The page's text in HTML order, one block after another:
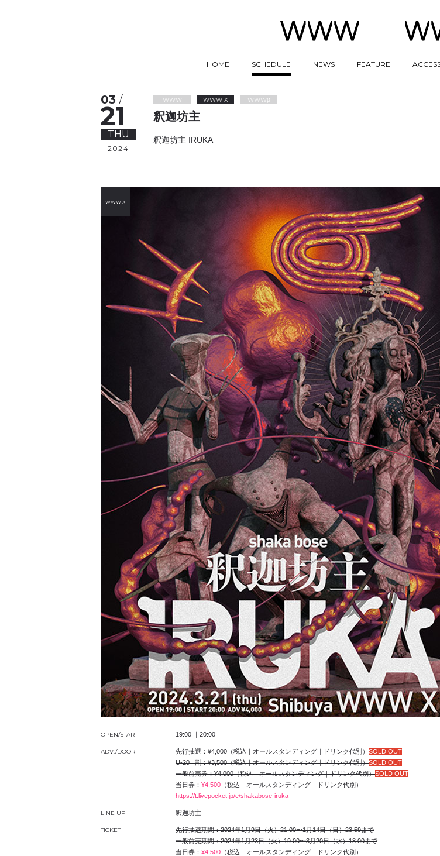
HOME SCHEDULE NEWS FEATURE
03/
21
THU
2024
WWW WWW X WWWβ
釈迦坊主
釈迦坊主 IRUKA
WWW X
OPEN/START 19:00 ｜20:00
ADV./DOOR 先行抽選：¥4,000（税込｜オールスタンディング｜ドリンク代別）SOLD OUT
U-20 割：¥3,500（税込｜オールスタンディング｜ドリンク代別）SOLD OUT
一般前売券：¥4,000（税込｜オールスタンディング｜ドリンク代別）SOLD OUT
当日券： ¥4,500 （税込｜オールスタンディング｜ドリンク代別）
https://t.livepocket.jp/e/shakabose-iruka
LINE UP 釈迦坊主
TICKET 先行抽選期間：2024年1月9日（火）21:00〜1月14日（日）23:59まで
一般前売期間：2024年1月23日（火）19:00〜3月20日（水）18:00まで
当日券： ¥4,500 （税込｜オールスタンディング｜ドリンク代別）